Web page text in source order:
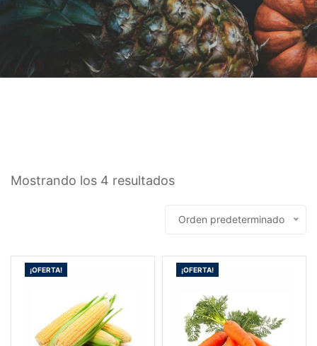
Mostrando los 4 resultados
Orden predeterminado
¡OFERTA! ¡OFERTA!